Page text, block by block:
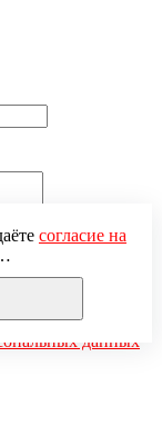
данных
согласие на
сведения о
п.)
сайт.